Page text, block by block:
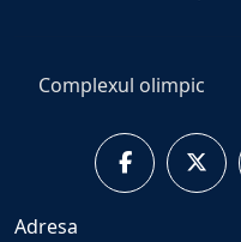
Complexul olimpic
Adresa